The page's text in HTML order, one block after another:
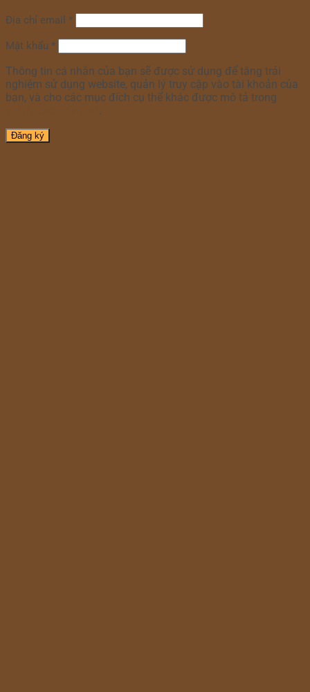
Địa chỉ email *
Mật khẩu *
Thông tin cá nhân của bạn sẽ được sử dụng để tăng trải
nghiệm sử dụng website, quản lý truy cập vào tài khoản của
bạn, và cho các mục đích cụ thể khác được mô tả trong
Đăng ký